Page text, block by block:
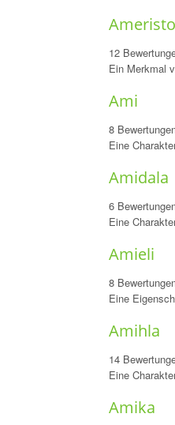
Ameristo
12
Ein Merkmal
Ami
8
Eine
Amidala
6
Eine
Amieli
8
Eine
Amihla
14
Eine
Amika